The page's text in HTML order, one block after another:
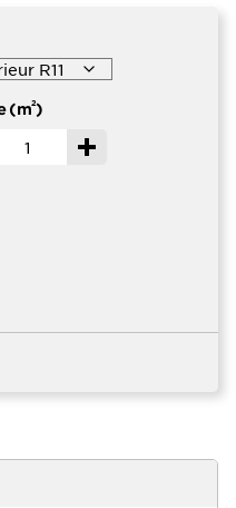
(m2)
Incrémenter